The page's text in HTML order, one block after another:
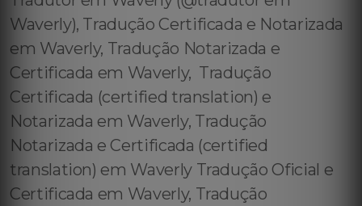
Waverly), Tradução Certificada e Notarizada
em Waverly, Tradução Notarizada e
Certificada em Waverly, Tradução
Certificada (certified translation) e
Notarizada em Waverly, Tradução
Notarizada e Certificada (certified
translation) em Waverly Tradução Oficial e
Certificada em Waverly, Tradução